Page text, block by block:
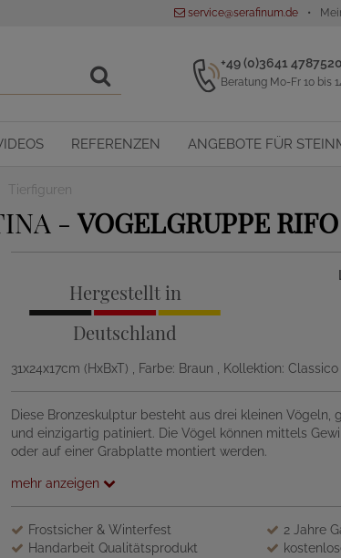
service@serafinum.de
+49 (0)3641 4787520
Beratung Mo-Fr 10 bis
REFERENZEN ANGEBOTE FÜR
Tierfiguren
- VOGELGRUPPE RIFO
Hergestellt in
Deutschland
31x24x17cm (HxBxT)
, Farbe: Braun , Kollektion: Classico
Diese Bronzeskulptur besteht aus drei kleinen Vögeln,
und einzigartig patiniert. Die Vögel können mittels
oder auf einer Grabplatte montiert werden.
mehr anzeigen
Frostsicher & Winterfest
2 Jahre
Handarbeit Qualitätsprodukt